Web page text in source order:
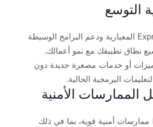
التوسع
تجعل بنية Express المعيارية ودعم البرامج الوسيطة
نطاق تطبيقك مع نمو أعمالك.
أو خدمات مصغرة جديدة دون
البرمجية الحالية.
الممارسات الأمنية
يدعم Express ممارسات أمنية قوية، بما في ذلك